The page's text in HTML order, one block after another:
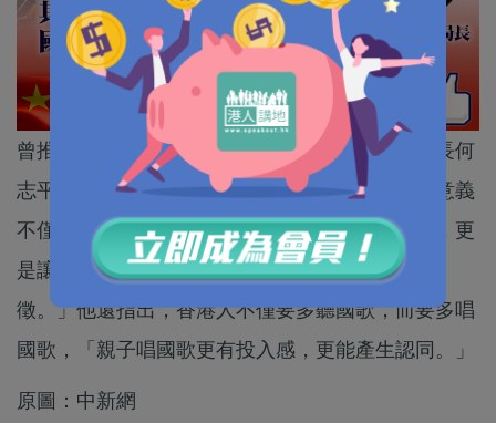
曾推動在電視上每日播放國歌的前民政事務局局長何
志平，在接受新華社專訪時，表示「《國歌法》意義
不僅在於規範國歌的唱法和唱國歌時應有的禮儀，更
是讓國民尤其是下一代認識和尊重這一國家的象
徵。」他還指出，香港人不僅要多聽國歌，而要多唱
國歌，「親子唱國歌更有投入感，更能產生認同。」
原圖：中新網